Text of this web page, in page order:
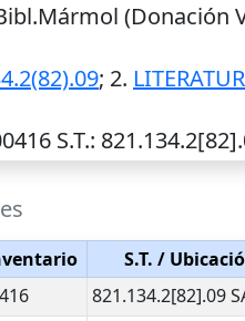
(Donación
; 2.
S.T.:
S.T. /
821.134.2[82].09